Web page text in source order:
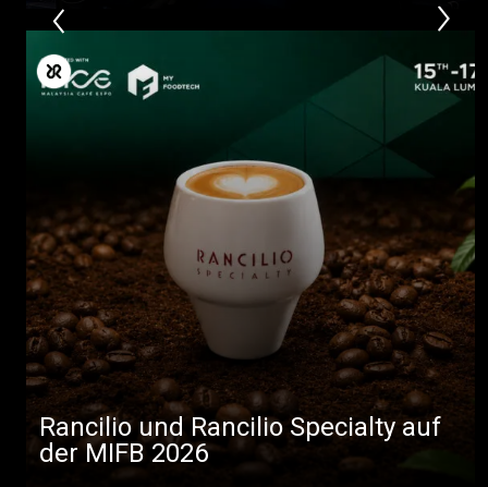
Rancilio und Rancilio Specialty auf
der MIFB 2026